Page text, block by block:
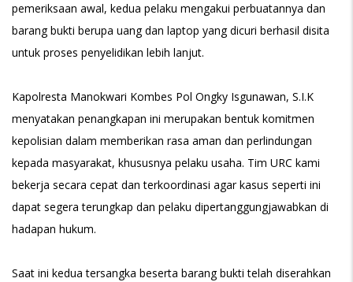
pemeriksaan awal, kedua pelaku mengakui perbuatannya dan
barang bukti berupa uang dan laptop yang dicuri berhasil disita
untuk proses penyelidikan lebih lanjut.
Kapolresta Manokwari Kombes Pol Ongky Isgunawan, S.I.K
menyatakan penangkapan ini merupakan bentuk komitmen
kepolisian dalam memberikan rasa aman dan perlindungan
kepada masyarakat, khususnya pelaku usaha. Tim URC kami
bekerja secara cepat dan terkoordinasi agar kasus seperti ini
dapat segera terungkap dan pelaku dipertanggungjawabkan di
hadapan hukum.
Saat ini kedua tersangka beserta barang bukti telah diserahkan